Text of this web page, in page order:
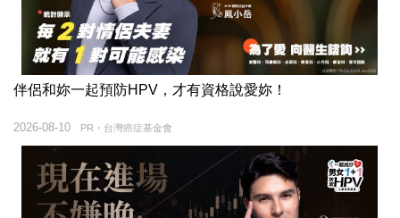
伴侶和妳一起預防HPV，才有資格說愛妳！
PR・台灣癌症基金會
2026-08-10